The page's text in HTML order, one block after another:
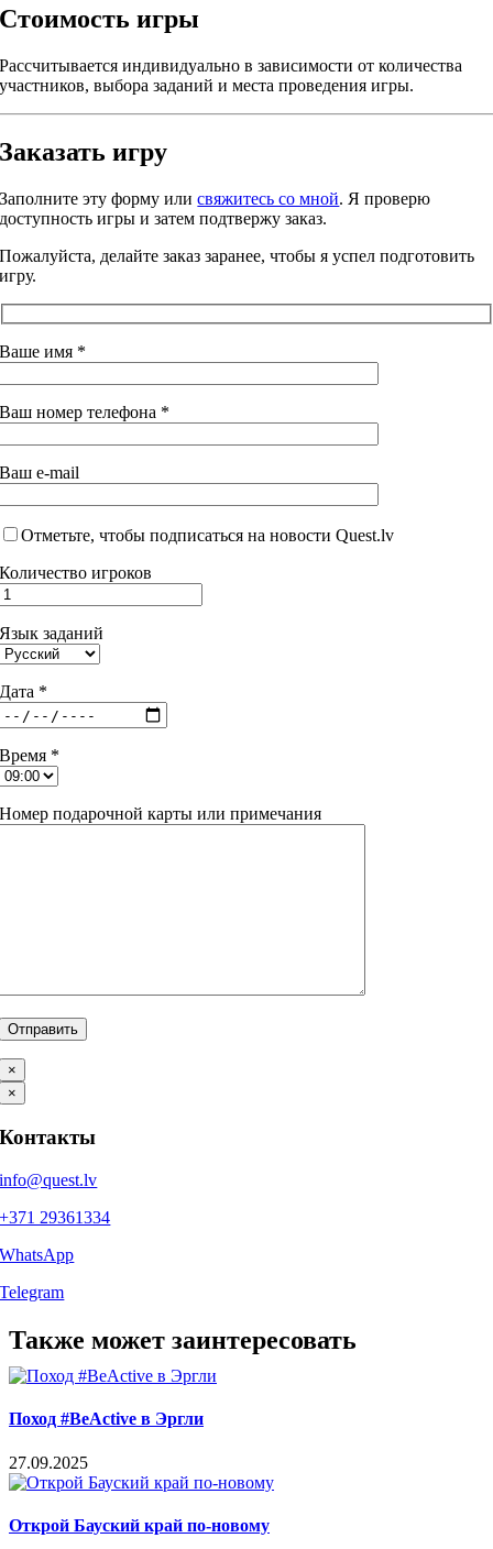
Стоимость игры
Рассчитывается индивидуально в зависимости от количества
участников, выбора заданий и места проведения игры.
Заказать игру
Заполните эту форму илисвяжитесь со мной. Я проверю
доступность игры и затем подтвержу заказ.
Пожалуйста, делайте заказ заранее, чтобы я успел подготовить
игру.
Ваше имя *
Ваш номер телефона *
Ваш e-mail
Отметьте, чтобы подписаться на новости Quest.lv
Количество игроков
Язык заданий
Дата *
Время *
Номер подарочной карты или примечания
×
×
Контакты
info@quest.lv
+371 29361334
WhatsApp
Telegram
Facebook
X
LinkedIn
WhatsApp
Telegram
Threads
Vk
Email
Также может заинтересовать
Поход #BeActive в Эргли
27.09.2025
Открой Бауский край по-новому